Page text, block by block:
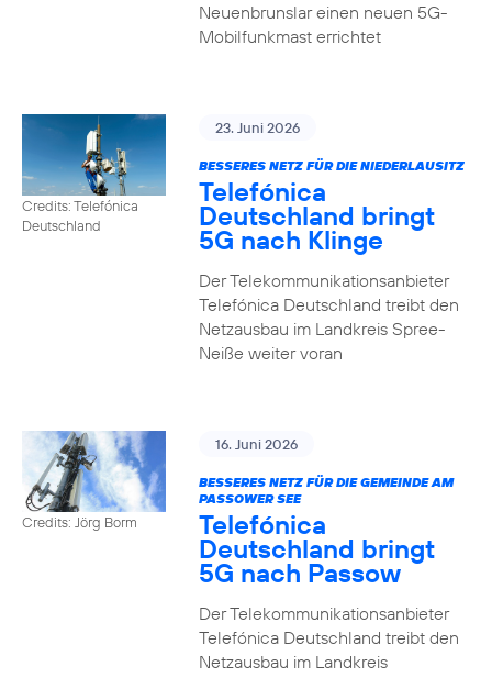
Neuenbrunslar einen neuen 5G-
Mobilfunkmast errichtet
Credits: Telefónica
Deutschland
23. Juni 2026
BESSERES NETZ FÜR DIE NIEDERLAUSITZ
Telefónica
Deutschland bringt
5G nach Klinge
Der Telekommunikationsanbieter
Telefónica Deutschland treibt den
Netzausbau im Landkreis Spree-
Neiße weiter voran
Credits: Jörg Borm
16. Juni 2026
BESSERES NETZ FÜR DIE GEMEINDE AM
PASSOWER SEE
Telefónica
Deutschland bringt
5G nach Passow
Der Telekommunikationsanbieter
Telefónica Deutschland treibt den
Netzausbau im Landkreis